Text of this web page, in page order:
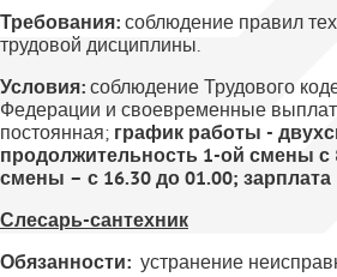
Требования: соблюдение правил
трудовой дисциплины.
Условия: соблюдение Трудового
Федерации и своевременные
постоянная; график работы -
продолжительность 1-ой смены с
смены – с 16.30 до 01.00; зарплата
Слесарь-сантехник
Обязанности: устранение